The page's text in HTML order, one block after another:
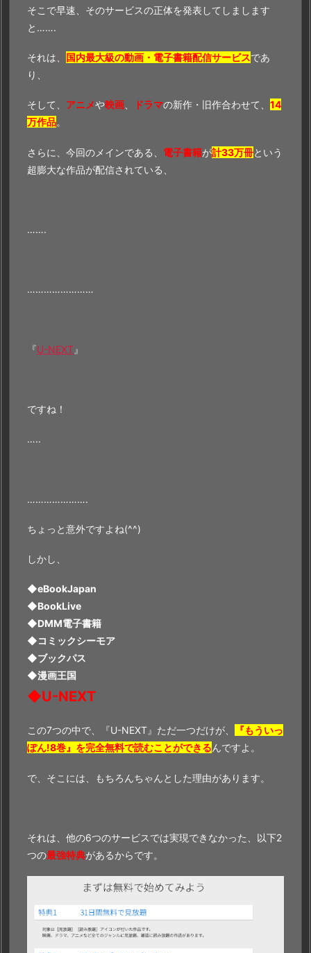
そこで早速、そのサービスの正体を発表してしまします
と…….
それは、 国内最大級の動画・電子書籍配信サービスであ
り、
そして、 アニメや映画、 ドラマの新作・旧作合わせて、 14
万作品。
さらに、今回のメインである、 電子書籍が計33万冊という
超膨大な作品が配信されている、
…….
……………………
『U-NEXT』
ですね！
…..
………………….
ちょっと意外ですよね(^^)
しかし、
◆eBookJapan
◆BookLive
◆DMM電子書籍
◆コミックシーモア
◆ブックパス
◆漫画王国
◆U-NEXT
この7つの中で、『U-NEXT』ただ一つだけが、
『もういっ
ぽん!8巻』を完全無料で読むことができるんですよ。
で、そこには、もちろんちゃんとした理由があります。
それは、他の6つのサービスでは実現できなかった、以下2
つの最強特典があるからです。